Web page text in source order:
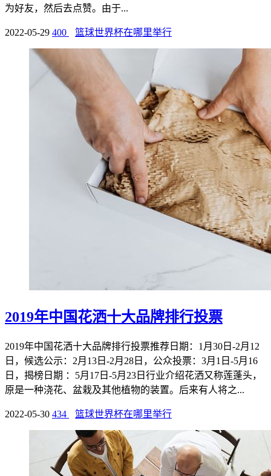
为好友，然后去点赞。由于...
2022-05-29 400 篮球世界杯在哪里举行
2019年中国花洒十大品牌排行投票
2019年中国花洒十大品牌排行投票推荐日期：1月30日-2月12
日，候选公示：2月13日-2月28日，公众投票：3月1日-5月16
日，揭榜日期 ：5月17日-5月23日行业介绍花洒又称莲蓬头，
原是一种浇花、盆栽及其他植物的装置。后来有人将之...
2022-05-30 434 篮球世界杯在哪里举行